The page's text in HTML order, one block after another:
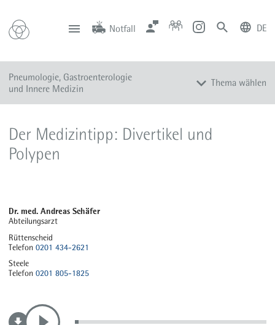
Notfall
Notfall
0201 434-1
0201 805-0
Zentrale Anfahrt
DE
Pneumologie, Gastroenterologie
und Innere Medizin
Thema wählen
Diagnose und Therapie
Kompetenz
Aktuelles
Weaning-Anmeldung für Ärzte
Zuweiser-Hotline für Ärzte
Der Medizintipp: Divertikel und
Polypen
Dr. med. Andreas Schäfer
Abteilungsarzt
Rüttenscheid
Telefon0201 434-2621
Steele
Telefon0201 805-1825